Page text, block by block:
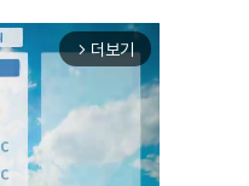
arrow_forward_ios 더보기